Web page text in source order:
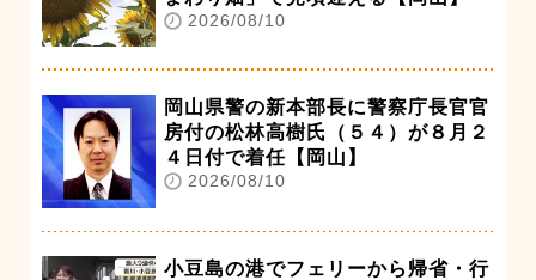
2026/08/10
岡山県警の新本部長に警察庁長官官
房付の松林高樹氏（５４）が８月２
４日付で着任【岡山】
2026/08/10
小豆島の港でフェリーから帰省・行